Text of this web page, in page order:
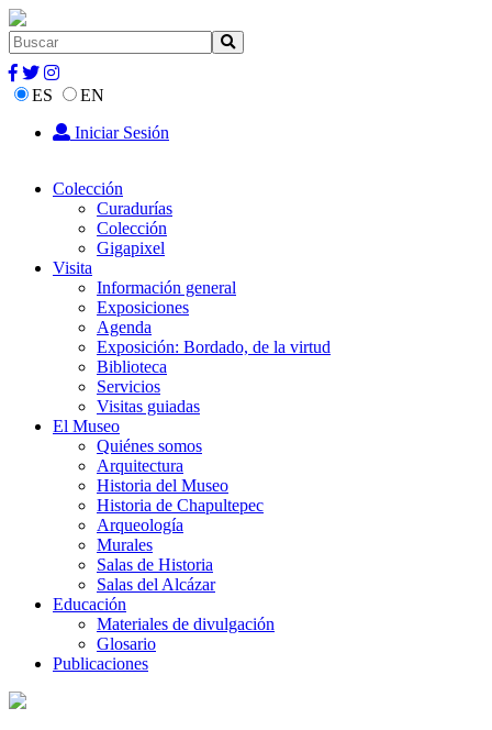
ES
EN
Iniciar Sesión
Colección
Curadurías
Colección
Gigapixel
Visita
Información general
Exposiciones
Agenda
Exposición: Bordado, de la virtud
Biblioteca
Servicios
Visitas guiadas
El Museo
Quiénes somos
Arquitectura
Historia del Museo
Historia de Chapultepec
Arqueología
Murales
Salas de Historia
Salas del Alcázar
Educación
Materiales de divulgación
Glosario
Publicaciones